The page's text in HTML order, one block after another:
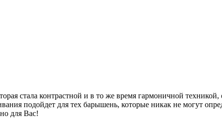
стала контрастной и в то же время гармоничной
подойдет для тех барышень, которые никак не могут
для Вас!